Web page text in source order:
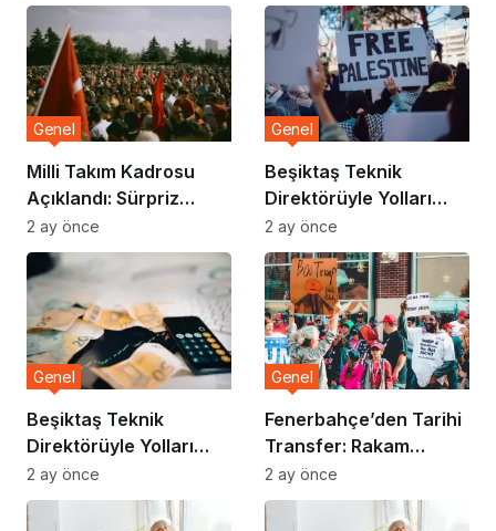
Milli Takım Kadrosu
Açıklandı: Sürpriz
İsimler Listede
Genel
2 ay önce
Beşiktaş Teknik
Direktörüyle Yolları
Ayırdı
Genel
2 ay önce
Beşiktaş Teknik
Direktörüyle Yolları
Ayırdı
Genel
2 ay önce
Fenerbahçe’den Tarihi
Transfer: Rakam
Dudak Uçuklattı
Genel
2 ay önce